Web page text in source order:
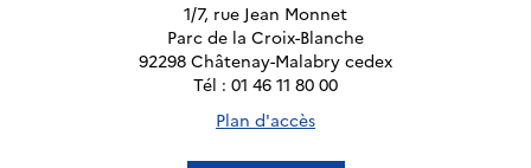
1/7, rue Jean Monnet
Parc de la Croix-Blanche
92298 Châtenay-Malabry cedex
Tél : 01 46 11 80 00
Plan d'accès